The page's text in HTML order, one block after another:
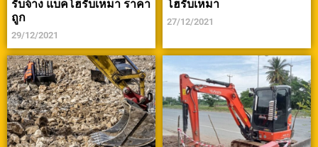
รับจ้าง แบคโฮรับเหมา ราคา
ถูก
29/12/2021
โฮรับเหมา
27/12/2021